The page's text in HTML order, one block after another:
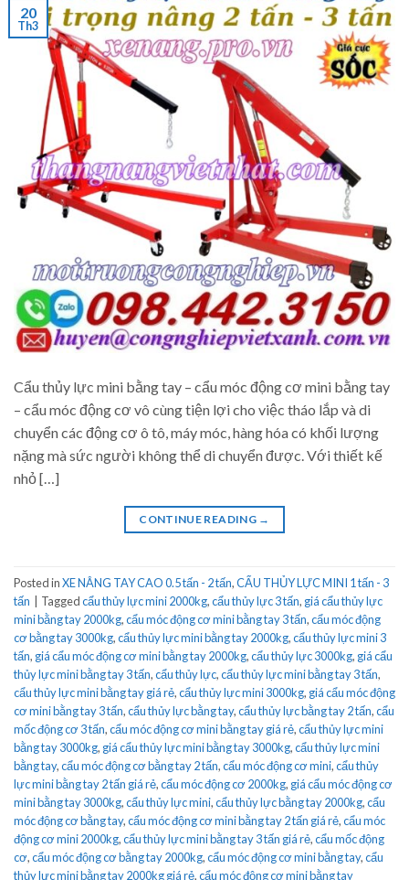
20
Th3
Cẩu thủy lực mini bằng tay – cẩu móc động cơ mini bằng tay
– cẩu móc động cơ vô cùng tiện lợi cho việc tháo lắp và di
chuyển các động cơ ô tô, máy móc, hàng hóa có khối lượng
nặng mà sức người không thể di chuyển được. Với thiết kế
nhỏ […]
CONTINUE READING →
Posted inXE NÂNG TAY CAO 0.5 tấn - 2 tấn,CẨU THỦY LỰC MINI 1 tấn - 3
tấn
Taggedcẩu thủy lực mini 2000kg,cẩu thủy lực 3 tấn, giá cẩu thủy lực
mini bằng tay 2000kg,cẩu móc động cơ mini bằng tay 3 tấn,cẩu móc động
cơ bằng tay 3000kg,cẩu thủy lực mini bằng tay 2000kg,cẩu thủy lực mini 3
tấn, giá cẩu móc động cơ mini bằng tay 2000kg,cẩu thủy lực 3000kg, giá cẩu
thủy lực mini bằng tay 3 tấn,cẩu thủy lực,cẩu thủy lực mini bằng tay 3 tấn,
cẩu thủy lực mini bằng tay giá rẻ,cẩu thủy lực mini 3000kg, giá cẩu móc động
cơ mini bằng tay 3 tấn,cẩu thủy lực bằng tay,cẩu thủy lực bằng tay 2 tấn,cẩu
mốc động cơ 3 tấn,cẩu móc động cơ mini bằng tay giá rẻ,cẩu thủy lực mini
bằng tay 3000kg, giá cẩu thủy lực mini bằng tay 3000kg,cẩu thủy lực mini
bằng tay,cẩu móc động cơ bằng tay 2 tấn,cẩu móc động cơ mini,cẩu thủy
lực mini bằng tay 2 tấn giá rẻ,cẩu móc động cơ 2000kg, giá cẩu móc động cơ
mini bằng tay 3000kg,cẩu thủy lực mini,cẩu thủy lực bằng tay 2000kg,cẩu
móc động cơ bằng tay,cẩu móc động cơ mini bằng tay 2 tấn giá rẻ,cẩu móc
động cơ mini 2000kg,cẩu thủy lực mini bằng tay 3 tấn giá rẻ,cẩu mốc động
cơ,cẩu móc động cơ bằng tay 2000kg,cẩu móc động cơ mini bằng tay,cẩu
thủy lực mini bằng tay 2000kg giá rẻ,cẩu móc động cơ mini bằng tay